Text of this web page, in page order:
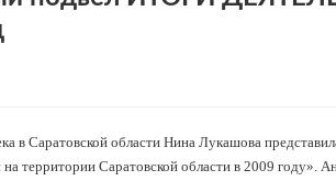
в Саратовской области Нина Лукашова
территории Саратовской области в 2009 году».